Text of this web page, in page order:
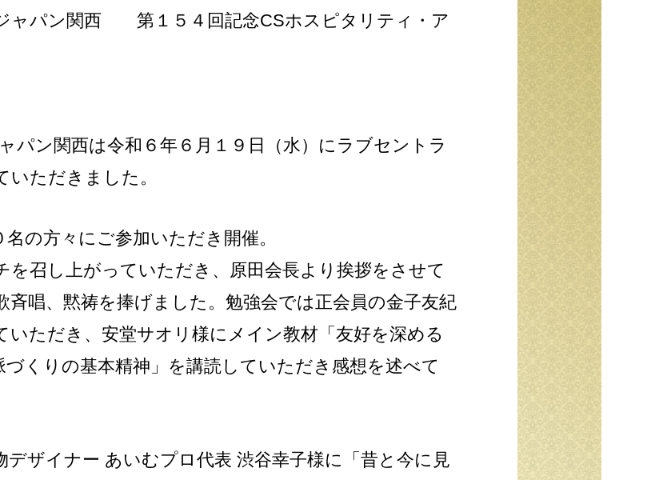
ャパン関西 第１５４回記念CSホスピタリティ・ア
パン関西は令和６年６月１９日（水）にラブセントラ
ただきました。
の方々にご参加いただき開催。
を召し上がっていただき、原田会長より挨拶をさせて
斉唱、黙祷を捧げました。勉強会では正会員の金子友紀
いただき、安堂サオリ様にメイン教材「友好を深める
づくりの基本精神」を講読していただき感想を述べて
デザイナー あいむプロ代表 渋谷幸子様に「昔と今に見